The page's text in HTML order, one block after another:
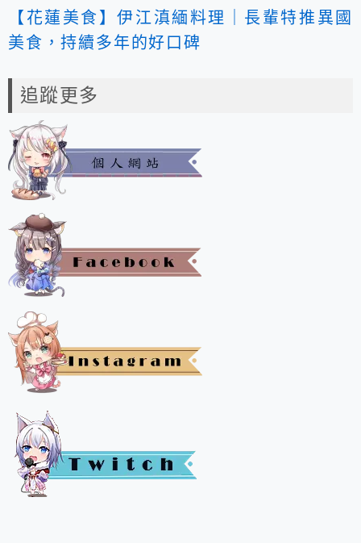
【花蓮美食】伊江滇緬料理｜長輩特推異國
美食，持續多年的好口碑
追蹤更多